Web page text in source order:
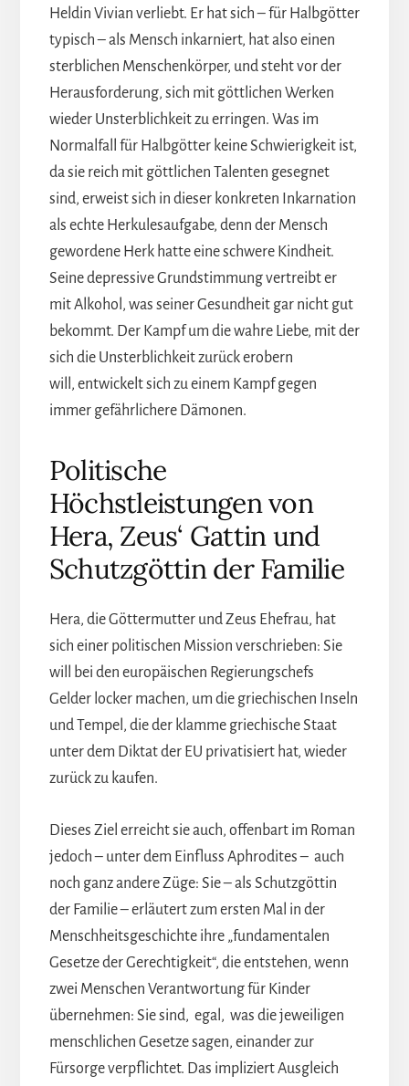
Heldin Vivian verliebt. Er hat sich – für Halbgötter
typisch – als Mensch inkarniert, hat also einen
sterblichen Menschenkörper, und steht vor der
Herausforderung, sich mit göttlichen Werken
wieder Unsterblichkeit zu erringen. Was im
Normalfall für Halbgötter keine Schwierigkeit ist,
da sie reich mit göttlichen Talenten gesegnet
sind, erweist sich in dieser konkreten Inkarnation
als echte Herkulesaufgabe, denn der Mensch
gewordene Herk hatte eine schwere Kindheit.
Seine depressive Grundstimmung vertreibt er
mit Alkohol, was seiner Gesundheit gar nicht gut
bekommt. Der Kampf um die wahre Liebe, mit der
sich die Unsterblichkeit zurück erobern
will, entwickelt sich zu einem Kampf gegen
immer gefährlichere Dämonen.
Politische
Höchstleistungen von
Hera, Zeus‘ Gattin und
Schutzgöttin der Familie
Hera, die Göttermutter und Zeus Ehefrau, hat
sich einer politischen Mission verschrieben: Sie
will bei den europäischen Regierungschefs
Gelder locker machen, um die griechischen Inseln
und Tempel, die der klamme griechische Staat
unter dem Diktat der EU privatisiert hat, wieder
zurück zu kaufen.
Dieses Ziel erreicht sie auch, offenbart im Roman
jedoch – unter dem Einfluss Aphrodites – auch
noch ganz andere Züge: Sie – als Schutzgöttin
der Familie – erläutert zum ersten Mal in der
Menschheitsgeschichte ihre „fundamentalen
Gesetze der Gerechtigkeit“, die entstehen, wenn
zwei Menschen Verantwortung für Kinder
übernehmen: Sie sind, egal, was die jeweiligen
menschlichen Gesetze sagen, einander zur
Fürsorge verpflichtet. Das impliziert Ausgleich